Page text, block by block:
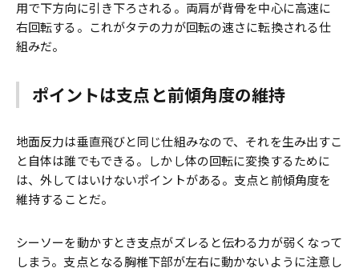
用で下方向に引き下ろされる。両肩が背骨を中心に高速に
右回転する。これがタテの力が回転の速さに転換される仕
組みだ。
ポイントは支点と前傾角度の維持
地面反力は垂直飛びと同じ仕組みなので、それを生み出すこ
と自体は誰でもできる。しかし体の回転に変換するために
は、外してはいけないポイントがある。支点と前傾角度を
維持することだ。
シーソーを動かすとき支点がズレると伝わる力が弱くなって
しまう。支点となる胸椎下部が左右に動かないように注意し